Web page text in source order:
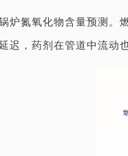
炉氮氧化物含量预测。
迟，药剂在管道中流动